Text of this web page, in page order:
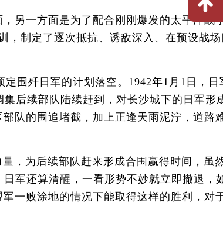
另一方面是为了配合刚刚爆发的太平洋战
，制定了逐次抵抗、诱敌深入、在预设战
围歼日军的计划落空。1942年1月1日，日
后续部队陆续赶到，对长沙城下的日军形
队的围追堵截，加上正逢天雨泥泞，道路
，为后续部队赶来形成合围赢得时间，虽
军还算清醒，一看形势不妙就立即撤退，
一败涂地的情况下能取得这样的胜利，对